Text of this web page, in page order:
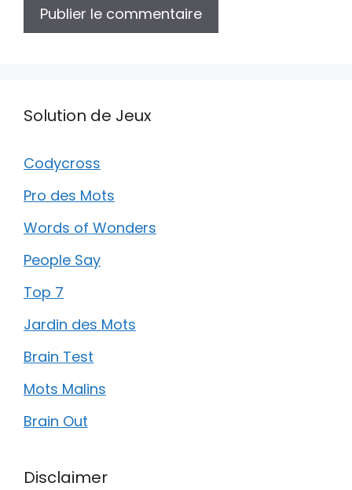
Solution de Jeux
Codycross
Pro des Mots
Words of Wonders
People Say
Top 7
Jardin des Mots
Brain Test
Mots Malins
Brain Out
Disclaimer